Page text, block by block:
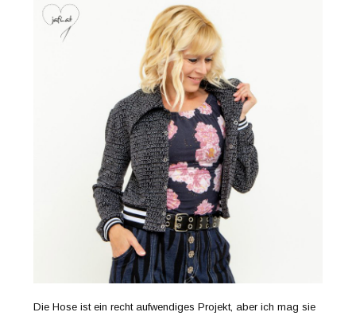
Die Hose ist ein recht aufwendiges Projekt, aber ich mag sie